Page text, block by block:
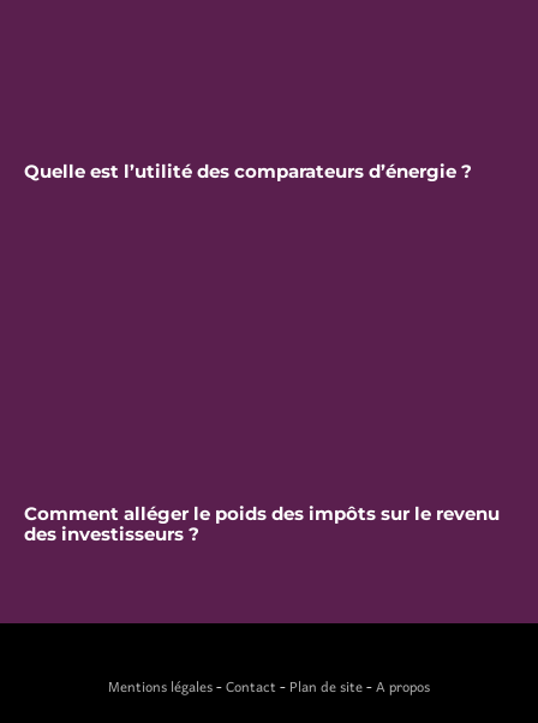
Quelle est l’utilité des comparateurs d’énergie ?
Comment alléger le poids des impôts sur le revenu
des investisseurs ?
Mentions légales-Contact-Plan de site-A propos